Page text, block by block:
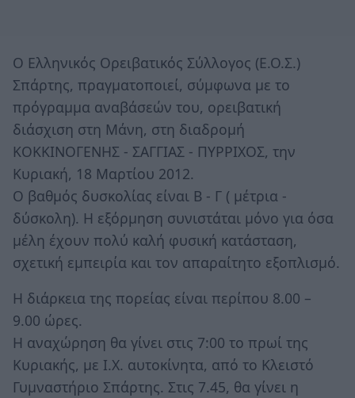
Ο Ελληνικός Ορειβατικός Σύλλογος (Ε.Ο.Σ.)
Σπάρτης, πραγματοποιεί, σύμφωνα με το
πρόγραμμα αναβάσεών του, ορειβατική
διάσχιση στη Μάνη, στη διαδρομή
ΚΟΚΚΙΝΟΓΕΝΗΣ - ΣΑΓΓΙΑΣ - ΠΥΡΡΙΧΟΣ, την
Κυριακή, 18 Μαρτίου 2012.
Ο βαθμός δυσκολίας είναι Β - Γ ( μέτρια -
δύσκολη). Η εξόρμηση συνιστάται μόνο για όσα
μέλη έχουν πολύ καλή φυσική κατάσταση,
σχετική εμπειρία και τον απαραίτητο εξοπλισμό.
Η διάρκεια της πορείας είναι περίπου 8.00 –
9.00 ώρες.
Η αναχώρηση θα γίνει στις 7:00 το πρωί της
Κυριακής, με Ι.Χ. αυτοκίνητα, από το Κλειστό
Γυμναστήριο Σπάρτης. Στις 7.45, θα γίνει η